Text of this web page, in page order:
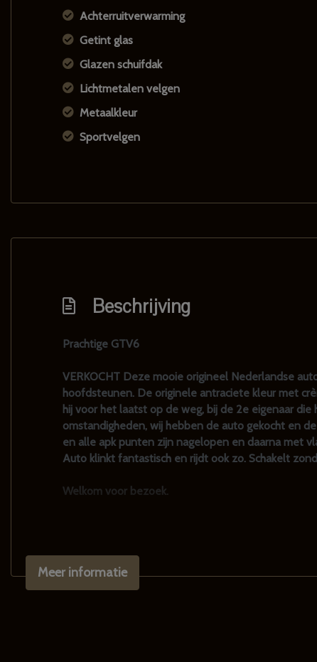
Achterruitverwarming
Getint glas
Glazen schuifdak
Lichtmetalen velgen
Metaalkleur
Sportvelgen
Beschrijving
Prachtige GTV6
VERKOCHT Deze mooie origineel Nederlandse
hoofdsteunen. De originele antraciete kleur met
hij voor het laatst op de weg, bij de 2e eigenaar
omstandigheden, wij hebben de auto gekocht en
en alle apk punten zijn nagelopen en daarna met
Auto klinkt fantastisch en rijdt ook zo. Schakelt
Welkom voor bezoek.
Meer informatie